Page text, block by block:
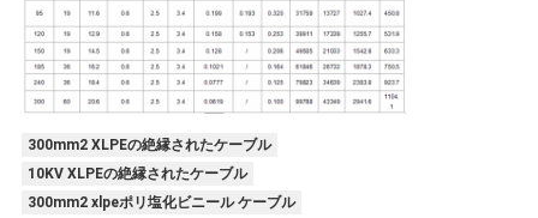
し
な
さ
い
300mm2 XLPEの絶縁されたケーブル
10KV XLPEの絶縁されたケーブル
300mm2 xlpeポリ塩化ビニール ケーブル